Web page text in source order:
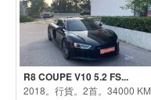
R8 COUPE V10 5.2 FS...
2018。行貨。2首。34000 KM